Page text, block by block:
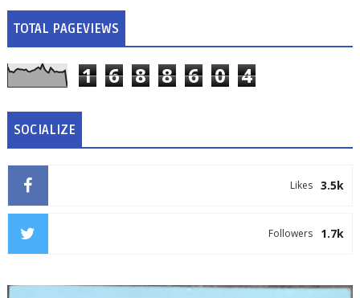
TOTAL PAGEVIEWS
1 6 8 8 6 0 4
SOCIALIZE
3.5k
Likes
1.7k
Followers